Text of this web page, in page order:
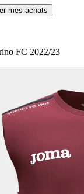
mes achats
FC 2022/23